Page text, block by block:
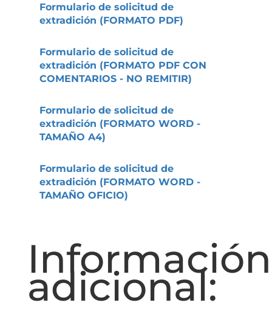
Formulario de solicitud de
extradición (FORMATO PDF)
Formulario de solicitud de
extradición (FORMATO PDF CON
COMENTARIOS - NO REMITIR)
Formulario de solicitud de
extradición (FORMATO WORD -
TAMAÑO A4)
Formulario de solicitud de
extradición (FORMATO WORD -
TAMAÑO OFICIO)
Información
adicional: